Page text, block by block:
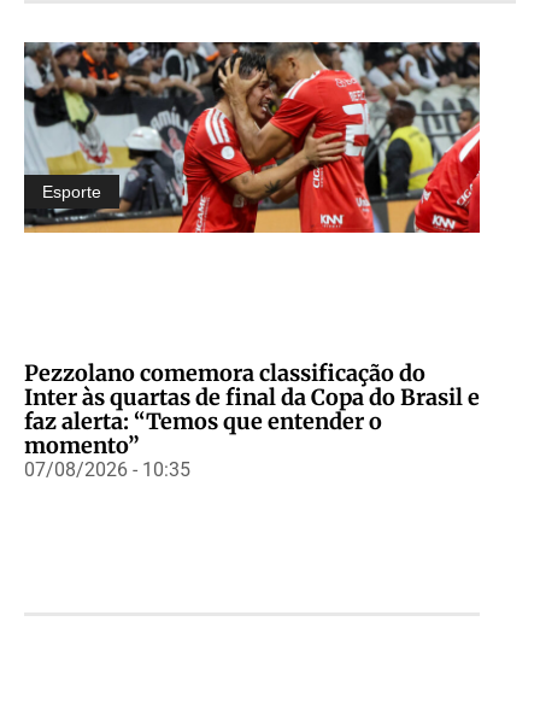
Esporte
Pezzolano comemora classificação do
Inter às quartas de final da Copa do Brasil e
faz alerta: “Temos que entender o
momento”
07/08/2026 - 10:35